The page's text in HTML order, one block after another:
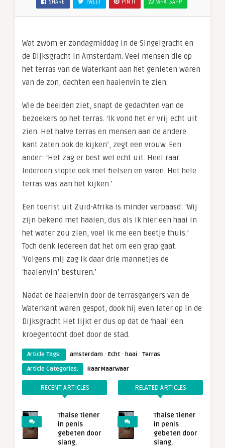
SHARE TWEET PIN IT WHATSAPP
Wat zwom er zondagmiddag in de Singelgracht en
de Dijksgracht in Amsterdam. Veel mensen die op
het terras van de Waterkant aan het genieten waren
van de zon, dachten een haaienvin te zien.
Wie de beelden ziet, snapt de gedachten van de
bezoekers op het terras. ‘Ik vond het er vrij echt uit
zien. Het halve terras en mensen aan de andere
kant zaten ook de kijken’, zegt een vrouw. Een
ander: ‘Het zag er best wel echt uit. Heel raar.
Iedereen stopte ook met fietsen en varen. Het hele
terras was aan het kijken.’
Een toerist uit Zuid-Afrika is minder verbaasd: ‘Wij
zijn bekend met haaien, dus als ik hier een haai in
het water zou zien, voel ik me een beetje thuis.’
Toch denk iedereen dat het om een grap gaat.
‘Volgens mij zag ik daar drie mannetjes de
‘haaienvin’ besturen.’
Nadat de haaienvin door de terrasgangers van de
Waterkant waren gespot, dook hij even later op in de
Dijksgracht Het lijkt er dus op dat de ‘haai’ een
kroegentocht doet door de stad.
Article Tags: amsterdam · Echt · haai · Terras
Article Categories:
RaarMaarWaar
RECENT ARTICLES
Thaise tiener
in penis
gebeten door
slang.
RELATED ARTICLES
Thaise tiener
in penis
gebeten door
slang.